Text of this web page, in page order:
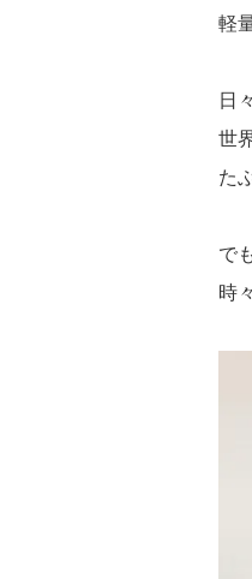
軽
日
世
た
で
時